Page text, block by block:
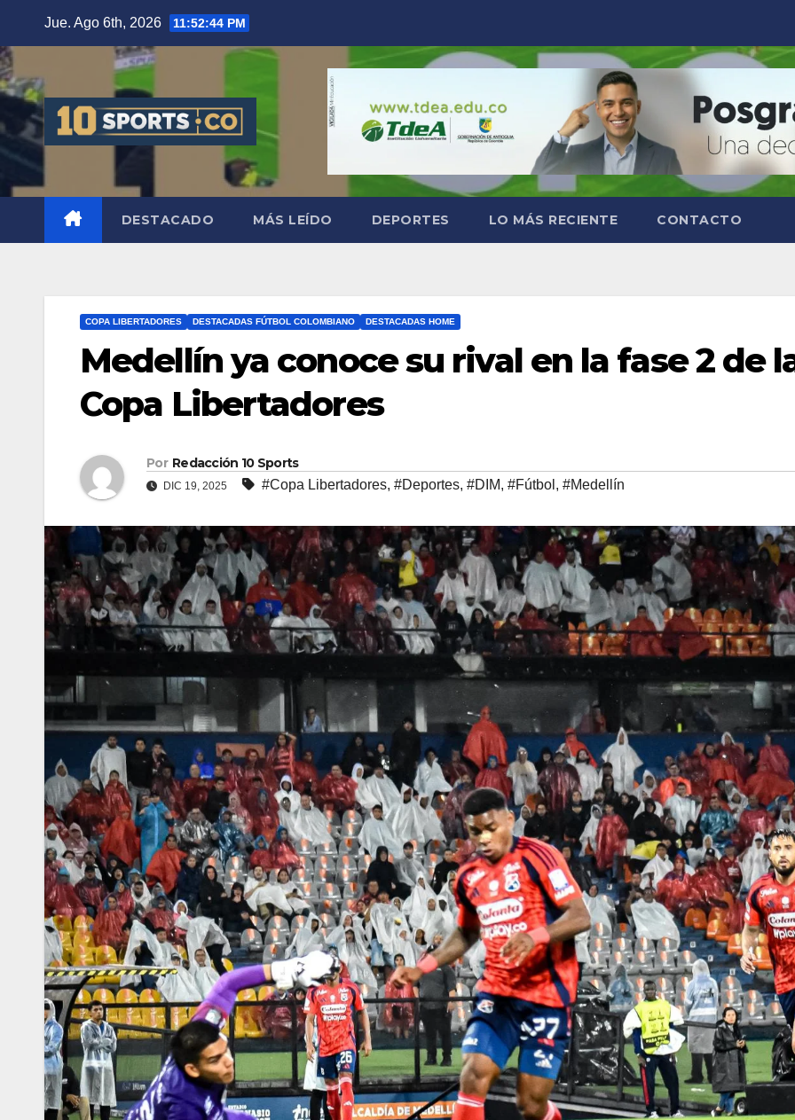
Jue. Ago 6th, 2026 11:52:45 PM
DESTACADO MÁS LEÍDO DEPORTES LO MÁS RECIENTE CONTACTO
COPA LIBERTADORES DESTACADAS FÚTBOL COLOMBIANO DESTACADAS HOME
Medellín ya conoce su rival en la fase 2 de
Copa Libertadores
Por Redacción 10 Sports
DIC 19, 2025 #Copa Libertadores, #Deportes, #DIM, #Fútbol , #Medellín